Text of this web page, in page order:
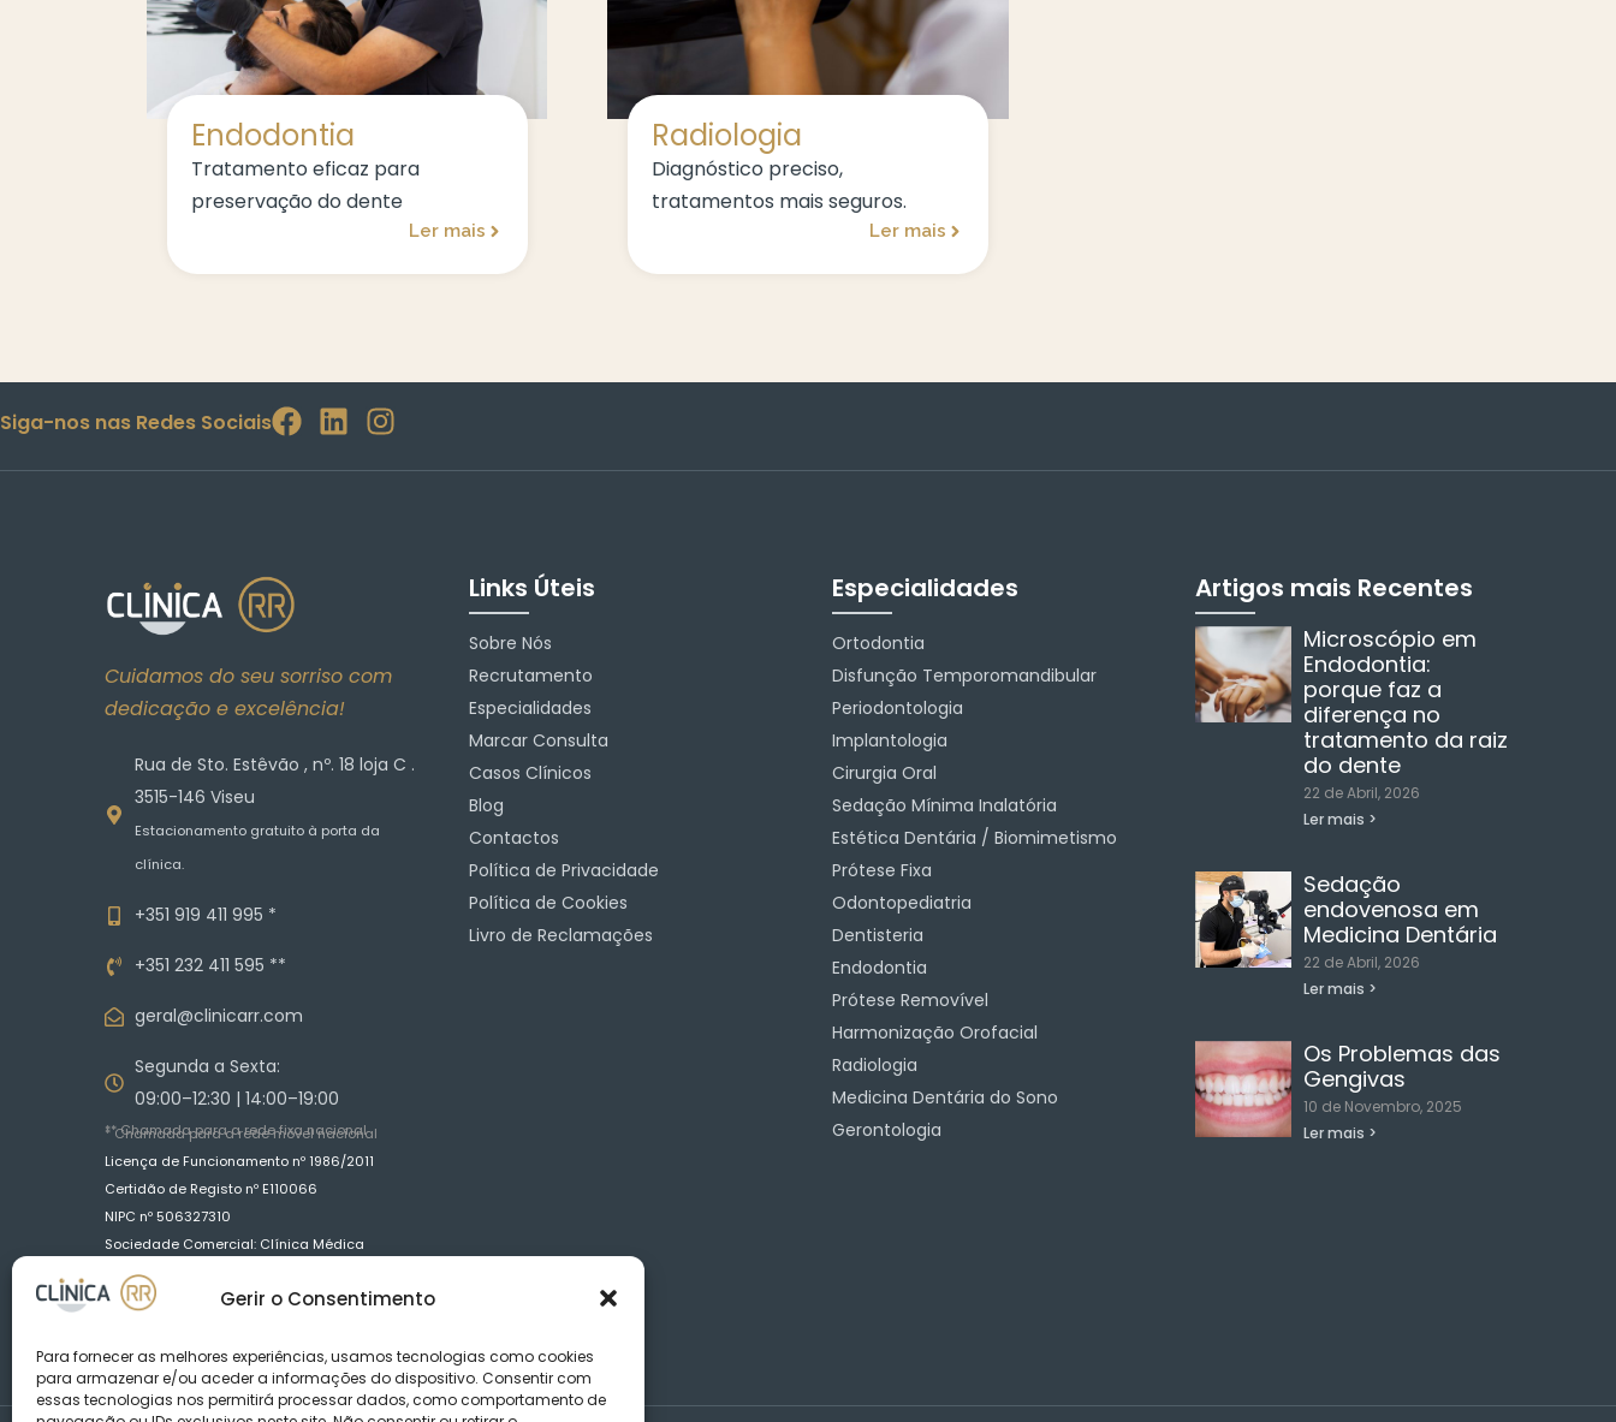
Gerir o Consentimento
Para fornecer as melhores experiências, usamos tecnologias como cookies
para armazenar e/ou aceder a informações do dispositivo. Consentir com
essas tecnologias nos permitirá processar dados, como comportamento de
Endodontia
Tratamento eficaz para
preservação do dente
Ler mais
Radiologia
Diagnóstico preciso,
tratamentos mais seguros.
Ler mais
Siga-nos nas Redes Sociais
Cuidamos do seu sorriso com
dedicação e excelência!
Rua de Sto. Estêvão , nº. 18 loja C .
3515-146 Viseu
Estacionamento gratuito à porta da
clínica.
+351 919 411 995 *
+351 232 411 595 **
geral@clinicarr.com
Segunda a Sexta:
09:00–12:30 | 14:00–19:00
* Chamada para a rede móvel nacional
** Chamada para a rede fixa nacional
Licença de Funcionamento nº 1986/2011
Certidão de Registo nº E110066
NIPC nº 506327310
Sociedade Comercial: Clínica Médica
Dentária R.R. Saraiva Fernandes, Lda
Links Úteis
Sobre Nós
Recrutamento
Especialidades
Marcar Consulta
Casos Clínicos
Blog
Contactos
Política de Privacidade
Política de Cookies
Livro de Reclamações
Especialidades
Ortodontia
Disfunção Temporomandibular
Periodontologia
Implantologia
Cirurgia Oral
Sedação Mínima Inalatória
Estética Dentária / Biomimetismo
Prótese Fixa
Odontopediatria
Dentisteria
Endodontia
Prótese Removível
Harmonização Orofacial
Radiologia
Medicina Dentária do Sono
Gerontologia
Artigos mais Recentes
Microscópio em
Endodontia:
porque faz a
diferença no
tratamento da raiz
do dente
22 de Abril, 2026
Ler mais >
Sedação
endovenosa em
Medicina Dentária
22 de Abril, 2026
Ler mais >
Os Problemas das
Gengivas
10 de Novembro, 2025
Ler mais >